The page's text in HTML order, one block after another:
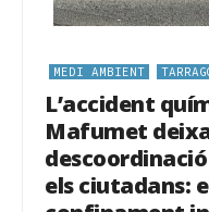
MEDI AMBIENT
L’accident
Mafumet
els ciutadans: